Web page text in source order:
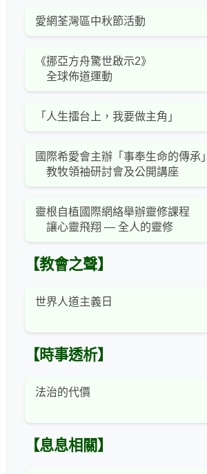
愛網荃灣區中秋節活動
《挪亞方舟驚世啟示2》
全球佈道運動
「人生擂台上，我要做主角」
國際希愛會主辦「事奉生命的傳承」
教牧領袖研討會及公開講座
靈根自植國際網絡舉辦靈修課程
讓心靈飛翔 — 全人的靈修
【教會之聲】
世界人道主義日
【時事透析】
法治的代價
【息息相關】